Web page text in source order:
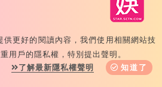
必究 台北市內湖區舊宗路一段159
02-8792-8888
供更好的閱讀內容，我們使用相關網站技
用戶的隱私權，特別提出聲明。
了解最新隱私權聲明
知道了